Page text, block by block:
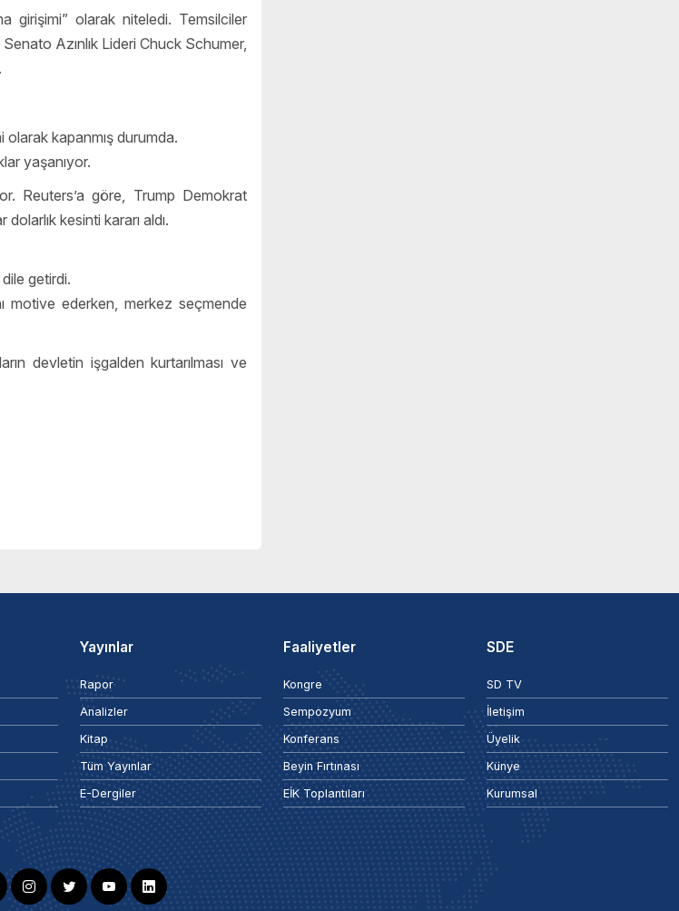
girişimi” olarak niteledi. Temsilciler
Azınlık Lideri Chuck Schumer,
kapanmış durumda.
yaşanıyor.
Reuters’a göre, Trump Demokrat
kesinti kararı aldı.
getirdi.
motive ederken, merkez seçmende
devletin işgalden kurtarılması ve
Yayınlar
Rapor
Analizler
Kitap
Tüm Yayınlar
E-Dergiler
Faaliyetler
Kongre
Sempozyum
Konferans
Beyin Fırtınası
EİK Toplantıları
SDE
SD TV
İletişim
Üyelik
Künye
Kurumsal